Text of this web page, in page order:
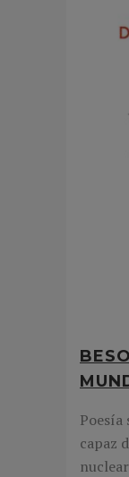
Poesía
capaz